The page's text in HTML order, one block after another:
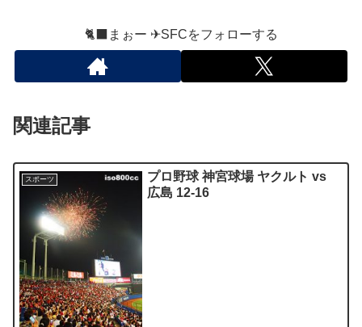
🐈‍⬛まぉー ✈︎SFCをフォローする
関連記事
スポーツ
プロ野球 神宮球場 ヤクルト vs
広島 12-16